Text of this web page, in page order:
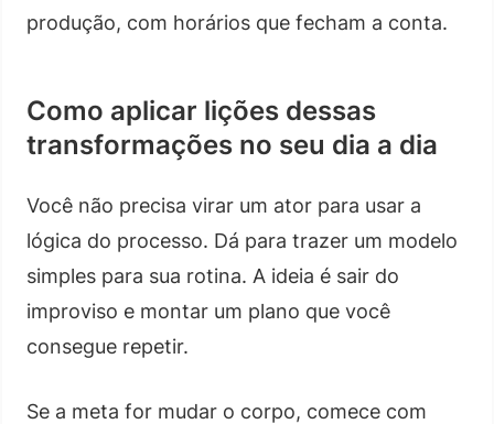
produção, com horários que fecham a conta.
Como aplicar lições dessas
transformações no seu dia a dia
Você não precisa virar um ator para usar a
lógica do processo. Dá para trazer um modelo
simples para sua rotina. A ideia é sair do
improviso e montar um plano que você
consegue repetir.
Se a meta for mudar o corpo, comece com